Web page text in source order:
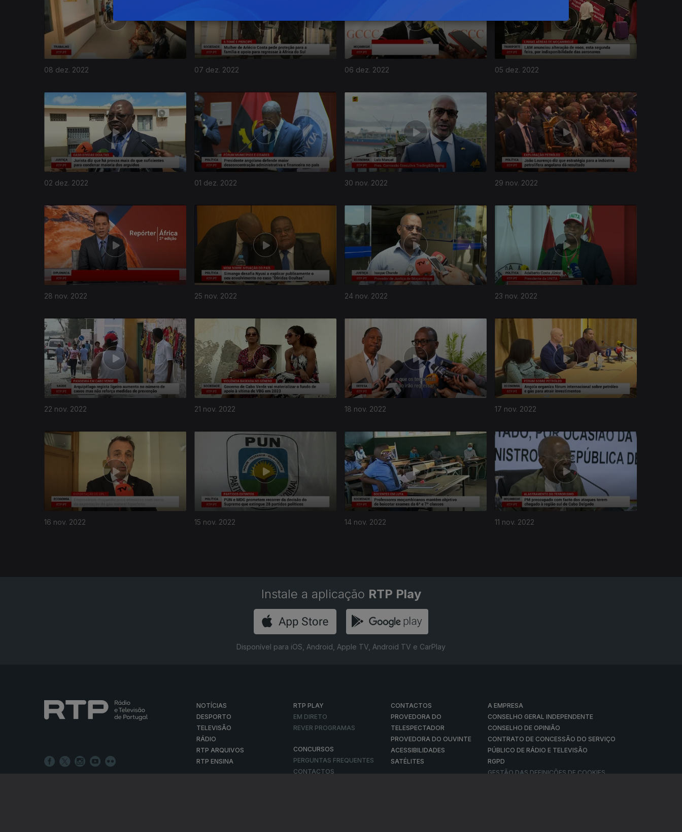
08 dez. 2022 07 dez. 2022 06 dez. 2022 05 dez. 2022
02 dez. 2022 01 dez. 2022 30 nov. 2022 29 nov. 2022
656389
28 nov. 2022 25 nov. 2022 24 nov. 2022 23 nov. 2022
22 nov. 2022 21 nov. 2022 18 nov. 2022 17 nov. 2022
16 nov. 2022 15 nov. 2022 14 nov. 2022 11 nov. 2022
652790
Instale a aplicação RTP Play
Disponível para iOS, Android, Apple TV, Android TV e CarPlay
NOTÍCIAS
DESPORTO
TELEVISÃO
RÁDIO
RTP ARQUIVOS
RTP ENSINA
RTP PLAY
EM DIRETO
REVER PROGRAMAS
CONCURSOS
PERGUNTAS FREQUENTES
CONTACTOS
CONTACTOS
PROVEDORA DO
TELESPECTADOR
PROVEDORA DO OUVINTE
ACESSIBILIDADES
SATÉLITES
A EMPRESA
CONSELHO GERAL INDEPENDENTE
CONSELHO DE OPINIÃO
CONTRATO DE CONCESSÃO DO SERVIÇO
PÚBLICO DE RÁDIO E TELEVISÃO
RGPD
GESTÃO DAS DEFINIÇÕES DE COOKIES